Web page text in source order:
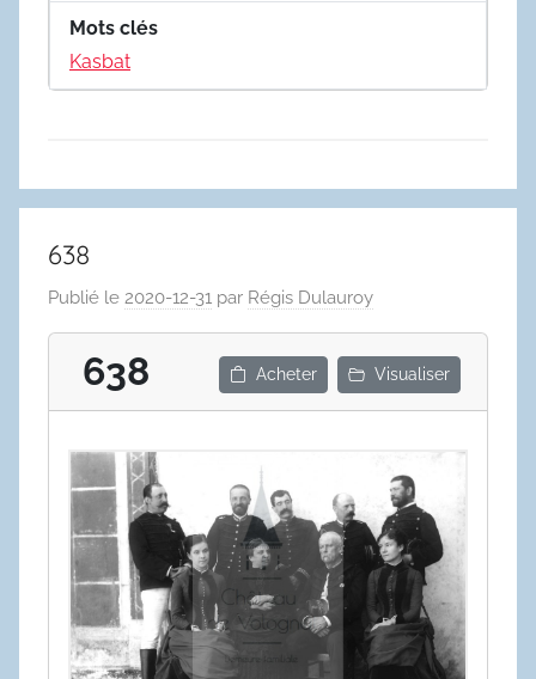
Mots clés
Kasbat
638
Publié le 2020-12-31 par Régis Dulauroy
638 Acheter Visualiser